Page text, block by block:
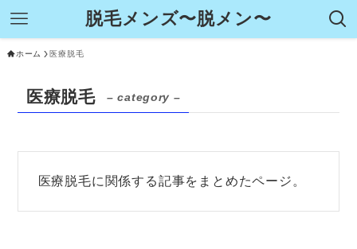
脱毛メンズ〜脱メン〜
ホーム 医療脱毛
医療脱毛 – category –
医療脱毛に関係する記事をまとめたページ。